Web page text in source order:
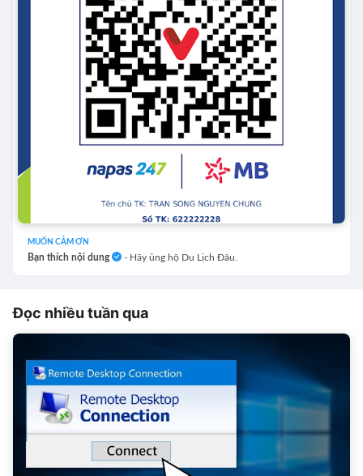
MUỐN CẢM ƠN
Bạn thích nội dung - Hãy ủng hộ Du Lịch Đâu.
Đọc nhiều tuần qua